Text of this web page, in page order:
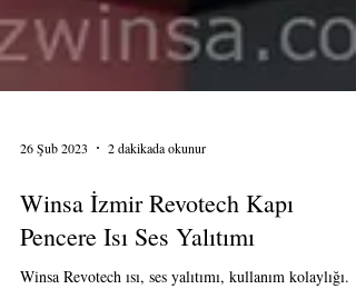
26 Şub 2023 2 dakikada okunur
Winsa İzmir Revotech Kapı
Pencere Isı Ses Yalıtımı